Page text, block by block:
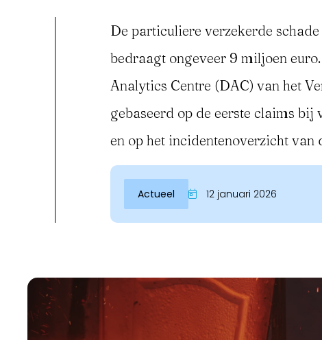
Inloggen
De particuliere verzekerde
bedraagt ongeveer 9 miljoen
Analytics Centre (DAC) van het
gebaseerd op de eerste claims
en op het incidentenoverzicht van
Actueel 12 januari 2026